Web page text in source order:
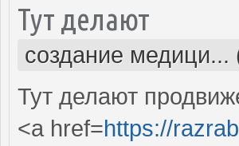
Тут делают
создание
Тут делают
<a href=https://